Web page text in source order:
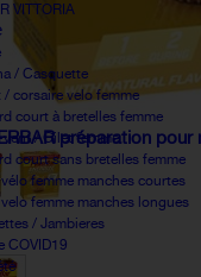
VITTORIA
/ Casquette
corsaire velo femme
court à bretelles femme
/ Gilet femme
court sans bretelles femme
femme manches courtes
femme manches longues
/ Jambieres
COVID19
préparation pour